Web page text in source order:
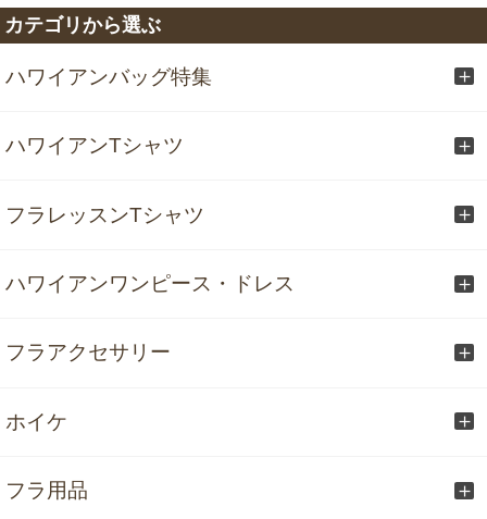
カテゴリから選ぶ
ハワイアンバッグ特集
ハワイアンTシャツ
フラレッスンTシャツ
ハワイアンワンピース・ドレス
フラアクセサリー
ホイケ
フラ用品